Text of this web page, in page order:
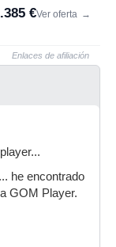
€Ver oferta →
Enlaces de afiliación
he encontrado
GOM Player.